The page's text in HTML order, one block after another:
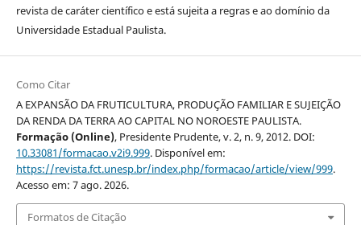
revista de caráter científico e está sujeita a regras e ao domínio da
Universidade Estadual Paulista.
Como Citar
A EXPANSÃO DA FRUTICULTURA, PRODUÇÃO FAMILIAR E SUJEIÇÃO
DA RENDA DA TERRA AO CAPITAL NO NOROESTE PAULISTA.
Formação (Online), Presidente Prudente, v. 2, n. 9, 2012. DOI:
10.33081/formacao.v2i9.999. Disponível em:
https://revista.fct.unesp.br/index.php/formacao/article/view/999.
Acesso em: 7 ago. 2026.
Formatos de Citação